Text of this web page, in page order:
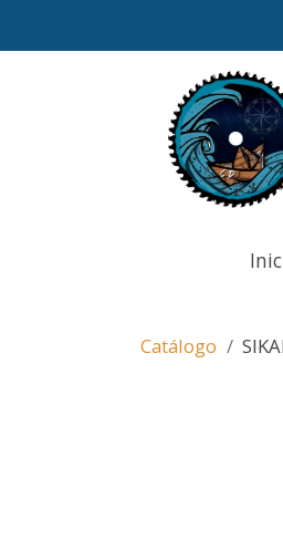
Catálogo